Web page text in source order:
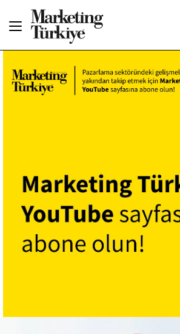
Haberler
Etkinlikler
Söyleşiler
Kariyer
Araştırma